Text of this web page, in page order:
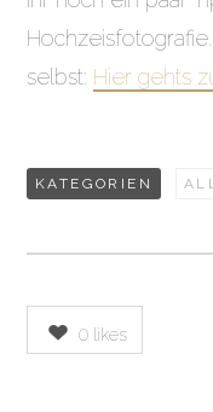
selbst: Hier gehts
KATEGORIEN
0 likes